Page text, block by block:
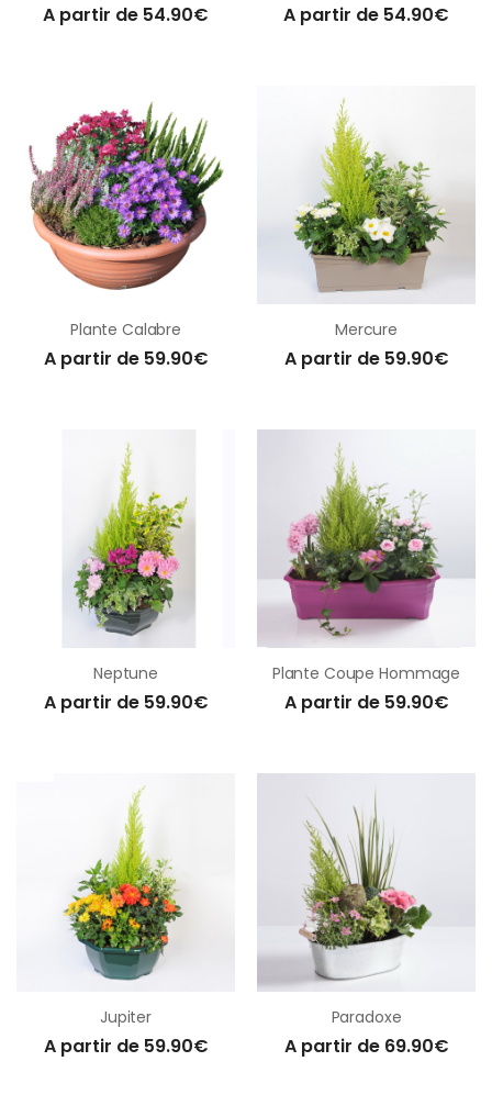
A partir de 54.90€ A partir de 54.90€
Plante Calabre
A partir de 59.90€
Mercure
A partir de 59.90€
Neptune
A partir de 59.90€
Plante Coupe Hommage
A partir de 59.90€
Jupiter
A partir de 59.90€
Paradoxe
A partir de 69.90€